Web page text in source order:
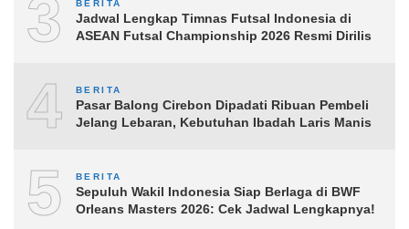
3 BERITA
Jadwal Lengkap Timnas Futsal Indonesia di
ASEAN Futsal Championship 2026 Resmi Dirilis
4 BERITA
Pasar Balong Cirebon Dipadati Ribuan Pembeli
Jelang Lebaran, Kebutuhan Ibadah Laris Manis
5 BERITA
Sepuluh Wakil Indonesia Siap Berlaga di BWF
Orleans Masters 2026: Cek Jadwal Lengkapnya!